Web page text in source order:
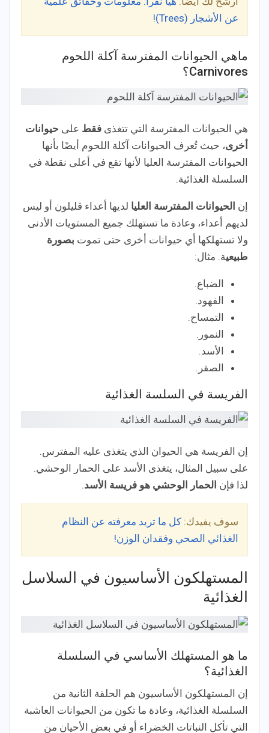
عن الأشجار (Trees)!
ماهي الحيوانات المفترسة آكلة اللحوم
Carnivores؟
هي الحيوانات المفترسة التي تتغذى فقط على حيوانات
أخرى، حيث تُعرف الحيوانات آكلة اللحوم أيضًا بأنها
الحيوانات المفترسة العليا لأنها تقع في أعلى نقطة في
السلسلة الغذائية.
إن الحيوانات المفترسة العليا لديها أعداء قليلون أو ليس
لديهم أعداء، وعادة ما تستهلك جميع المستويات الأدنى
ولا تستهلكها أي حيوانات أخرى حتى تموت بصورة
طبيعية. مثال:
الضباع.
الفهود.
التمساح.
النمور.
الأسد.
الصقر.
الفريسة في السلسة الغذائية
إن الفريسة هي الحيوان الذي يتغذى عليه المفترس.
على سبيل المثال، يتغذى الأسد على الحمار الوحشي.
لذا فإن الحمار الوحشي هو فريسة الأسد.
سوف يفيدك: كل ما تريد معرفته عن النظام
الغذائي الصحي وفقدان الوزن!
المستهلكون الأساسيون في السلاسل
الغذائية
ما هو المستهلك الأساسي في السلسلة
الغذائية؟
إن المستهلكون الأساسيون هم الحلقة الثانية من
السلسلة الغذائية، وعادة ما تكون من الحيوانات العاشبة
التي تأكل النباتات الخضراء أو في بعض الأحيان من